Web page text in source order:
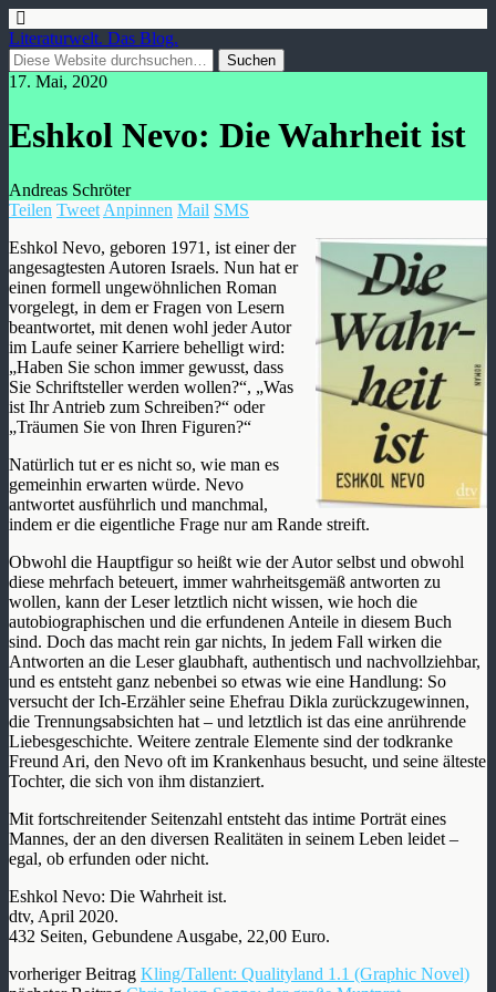
Literaturwelt. Das Blog.
17. Mai, 2020
Eshkol Nevo: Die Wahrheit ist
Andreas Schröter
Teilen Tweet Anpinnen Mail SMS
Eshkol Nevo, geboren 1971, ist einer der
angesagtesten Autoren Israels. Nun hat er
einen formell ungewöhnlichen Roman
vorgelegt, in dem er Fragen von Lesern
beantwortet, mit denen wohl jeder Autor
im Laufe seiner Karriere behelligt wird:
„Haben Sie schon immer gewusst, dass
Sie Schriftsteller werden wollen?“, „Was
ist Ihr Antrieb zum Schreiben?“ oder
„Träumen Sie von Ihren Figuren?“
​Natürlich tut er es nicht so, wie man es
gemeinhin erwarten würde. Nevo
antwortet ausführlich und manchmal,
indem er die eigentliche Frage nur am Rande streift.
Obwohl die Hauptfigur so heißt wie der Autor selbst und obwohl
diese mehrfach beteuert, immer wahrheitsgemäß antworten zu
wollen, kann der Leser letztlich nicht wissen, wie hoch die
autobiographischen und die erfundenen Anteile in diesem Buch
sind. Doch das macht rein gar nichts, In jedem Fall wirken die
Antworten an die Leser glaubhaft, authentisch und nachvollziehbar,
und es entsteht ganz nebenbei so etwas wie eine Handlung: So
versucht der Ich-Erzähler seine Ehefrau Dikla zurückzugewinnen,
die Trennungsabsichten hat – und letztlich ist das eine anrührende
Liebesgeschichte. Weitere zentrale Elemente sind der todkranke
Freund Ari, den Nevo oft im Krankenhaus besucht, und seine älteste
Tochter, die sich von ihm distanziert.
​Mit fortschreitender Seitenzahl entsteht das intime Porträt eines
Mannes, der an den diversen Realitäten in seinem Leben leidet –
egal, ob erfunden oder nicht.
Eshkol Nevo: Die Wahrheit ist.
dtv, April 2020.
432 Seiten, Gebundene Ausgabe, 22,00 Euro.
vorheriger Beitrag Kling/Tallent: Qualityland 1.1 (Graphic Novel)